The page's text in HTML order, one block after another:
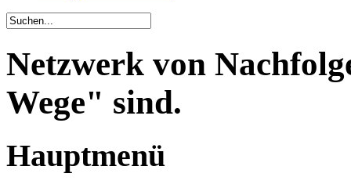
Netzwerk von
Wege" sind.
Hauptmenü